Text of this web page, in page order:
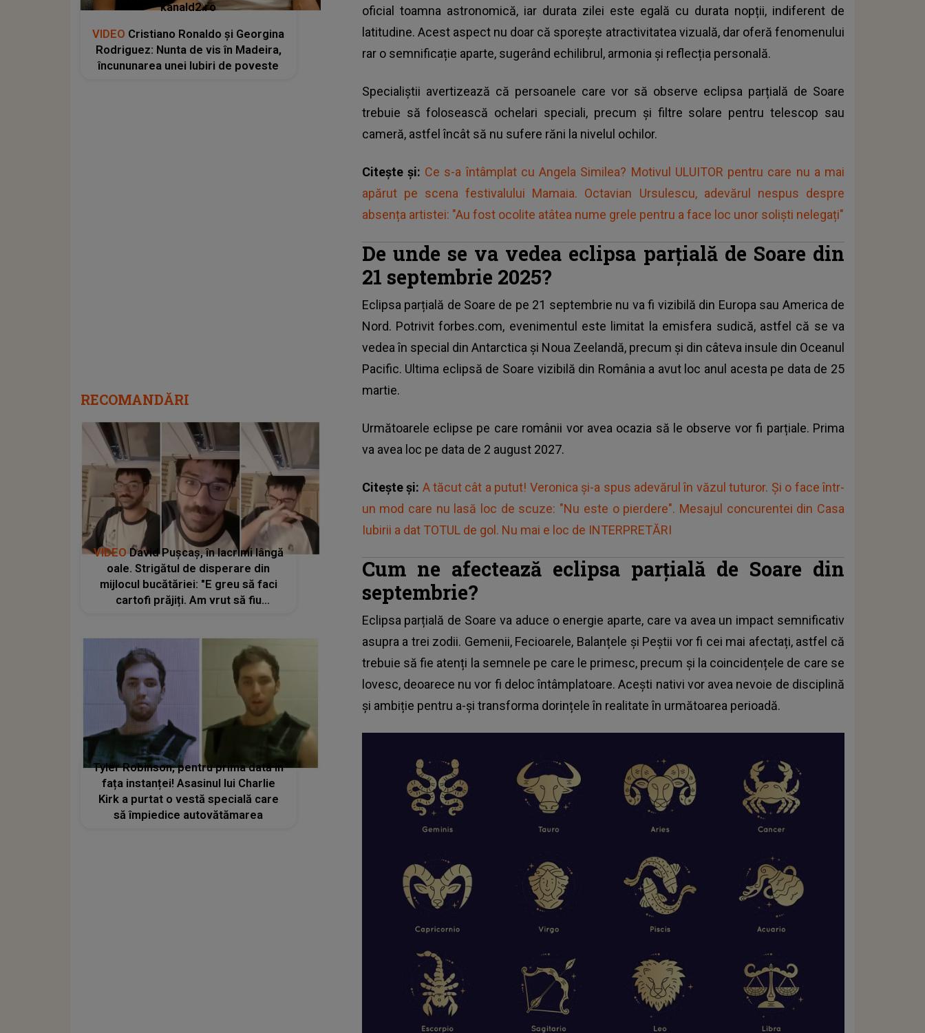
oficial toamna astronomică, iar durata zilei este egală cu durata nopții, indiferent de
latitudine. Acest aspect nu doar că sporește atractivitatea vizuală, dar oferă fenomenului
rar o semnificație aparte, sugerând echilibrul, armonia și reflecția personală.
Specialiștii avertizează că persoanele care vor să observe eclipsa parțială de Soare
trebuie să folosească ochelari speciali, precum și filtre solare pentru telescop sau
cameră, astfel încât să nu sufere răni la nivelul ochilor.
Citește și: Ce s-a întâmplat cu Angela Similea? Motivul ULUITOR pentru care nu a mai
apărut pe scena festivalului Mamaia. Octavian Ursulescu, adevărul nespus despre
absența artistei: "Au fost ocolite atâtea nume grele pentru a face loc unor soliști nelegați"
De unde se va vedea eclipsa parțială de Soare din
21 septembrie 2025?
Eclipsa parțială de Soare de pe 21 septembrie nu va fi vizibilă din Europa sau America de
Nord. Potrivit forbes.com, evenimentul este limitat la emisfera sudică, astfel că se va
vedea în special din Antarctica și Noua Zeelandă, precum și din câteva insule din Oceanul
Pacific. Ultima eclipsă de Soare vizibilă din România a avut loc anul acesta pe data de 25
martie.
Următoarele eclipse pe care românii vor avea ocazia să le observe vor fi parțiale. Prima
va avea loc pe data de 2 august 2027.
Citește și: A tăcut cât a putut! Veronica și-a spus adevărul în văzul tuturor. Și o face într-
un mod care nu lasă loc de scuze: "Nu este o pierdere". Mesajul concurentei din Casa
Iubirii a dat TOTUL de gol. Nu mai e loc de INTERPRETĂRI
Cum ne afectează eclipsa parțială de Soare din
septembrie?
Eclipsa parțială de Soare va aduce o energie aparte, care va avea un impact semnificativ
asupra a trei zodii. Gemenii, Fecioarele, Balanțele și Peștii vor fi cei mai afectați, astfel că
trebuie să fie atenți la semnele pe care le primesc, precum și la coincidențele de care se
lovesc, deoarece nu vor fi deloc întâmplatoare. Acești nativi vor avea nevoie de disciplină
și ambiție pentru a-și transforma dorințele în realitate în următoarea perioadă.
kanald2.ro
VIDEO Cristiano Ronaldo și Georgina
Rodriguez: Nunta de vis în Madeira,
încununarea unei Iubiri de poveste
RECOMANDĂRI
VIDEODavid Pușcaș, în lacrimi lângă
oale. Strigătul de disperare din
mijlocul bucătăriei: "E greu să faci
cartofi prăjiți. Am vrut să fiu
că faima îl va salva. Ce a pățit în fața
Tyler Robinson, pentru prima dată în
fața instanței! Asasinul lui Charlie
Kirk a purtat o vestă specială care
să împiedice autovătămarea